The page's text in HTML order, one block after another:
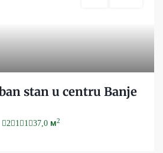
stan u centru Banje
2 1 1 37,0 м2